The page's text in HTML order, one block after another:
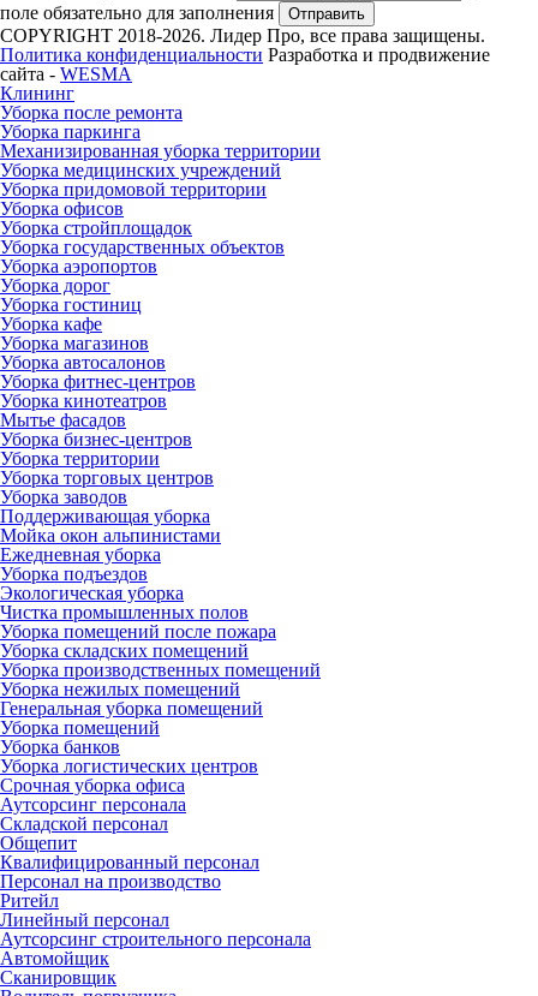
поле обязательно для заполнения
Отправить
COPYRIGHT 2018-2026. Лидер Про, все права защищены.
Политика конфиденциальности Разработка и продвижение
сайта - WESMA
Клининг
Уборка после ремонта
Уборка паркинга
Механизированная уборка территории
Уборка медицинских учреждений
Уборка придомовой территории
Уборка офисов
Уборка стройплощадок
Уборка государственных объектов
Уборка аэропортов
Уборка дорог
Уборка гостиниц
Уборка кафе
Уборка магазинов
Уборка автосалонов
Уборка фитнес-центров
Уборка кинотеатров
Мытье фасадов
Уборка бизнес-центров
Уборка территории
Уборка торговых центров
Уборка заводов
Поддерживающая уборка
Мойка окон альпинистами
Ежедневная уборка
Уборка подъездов
Экологическая уборка
Чистка промышленных полов
Уборка помещений после пожара
Уборка складских помещений
Уборка производственных помещений
Уборка нежилых помещений
Генеральная уборка помещений
Уборка помещений
Уборка банков
Уборка логистических центров
Срочная уборка офиса
Аутсорсинг персонала
Складской персонал
Общепит
Квалифицированный персонал
Персонал на производство
Ритейл
Линейный персонал
Аутсорсинг строительного персонала
Автомойщик
Сканировщик